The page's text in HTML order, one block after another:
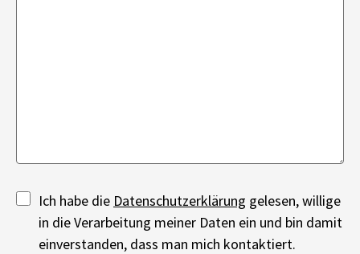
Ich habe die Datenschutzerklärung gelesen, willige
in die Verarbeitung meiner Daten ein und bin damit
einverstanden, dass man mich kontaktiert.